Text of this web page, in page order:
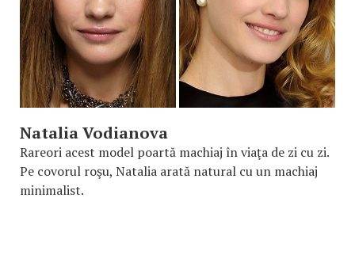
Natalia Vodianova
Rareori acest model poartă machiaj în viaţa de zi cu zi.
Pe covorul roşu, Natalia arată natural cu un machiaj
minimalist.